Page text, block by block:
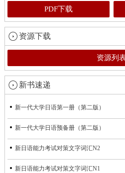
PDF下载
资源下载
资源列
新书速递
新一代大学日语第一册（第二版）
新一代大学日语预备册（第二版）
新日语能力考试对策文字词汇N2
新日语能力考试对策文字词汇N1